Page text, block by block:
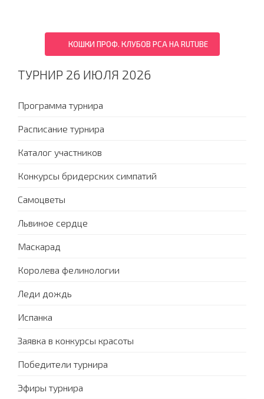
КОШКИ ПРОФ. КЛУБОВ PCA НА RUTUBE
ТУРНИР 26 ИЮЛЯ 2026
Программа турнира
Расписание турнира
Каталог участников
Конкурсы бридерских симпатий
Самоцветы
Львиное сердце
Маскарад
Королева фелинологии
Леди дождь
Испанка
Заявка в конкурсы красоты
Победители турнира
Эфиры турнира